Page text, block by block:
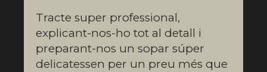
Tracte super professional,
explicant-nos-ho tot al detall i
preparant-nos un sopar súper
delicatessen per un preu més que